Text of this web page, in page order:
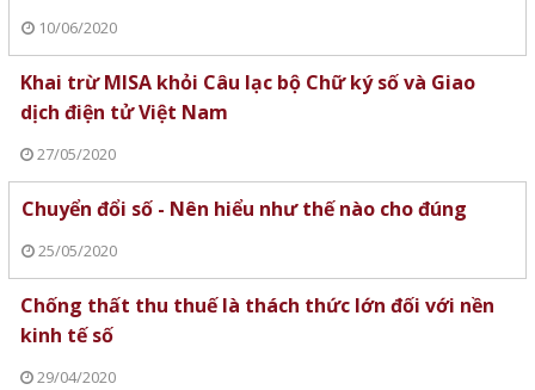
10/06/2020
Khai trừ MISA khỏi Câu lạc bộ Chữ ký số và Giao
dịch điện tử Việt Nam
27/05/2020
Chuyển đổi số - Nên hiểu như thế nào cho đúng
25/05/2020
Chống thất thu thuế là thách thức lớn đối với nền
kinh tế số
29/04/2020